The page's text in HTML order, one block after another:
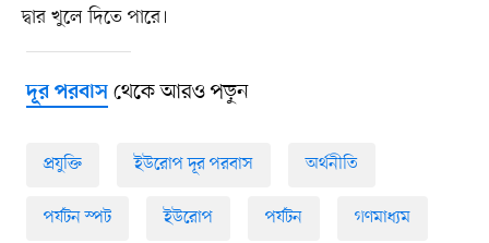
দ্বার খুলে দিতে পারে।
দূর পরবাসথেকে আরও পড়ুন
প্রযুক্তি ইউরোপ দূর পরবাস অর্থনীতি
পর্যটন স্পট ইউরোপ পর্যটন গণমাধ্যম